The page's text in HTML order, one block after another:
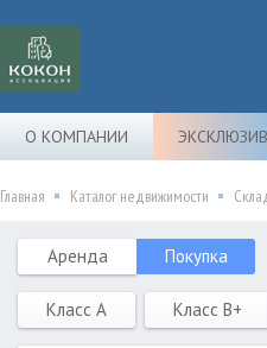
О КОМПАНИИ
Главная Каталог недвижимости
Аренда Покупка
Класс A Класс B+